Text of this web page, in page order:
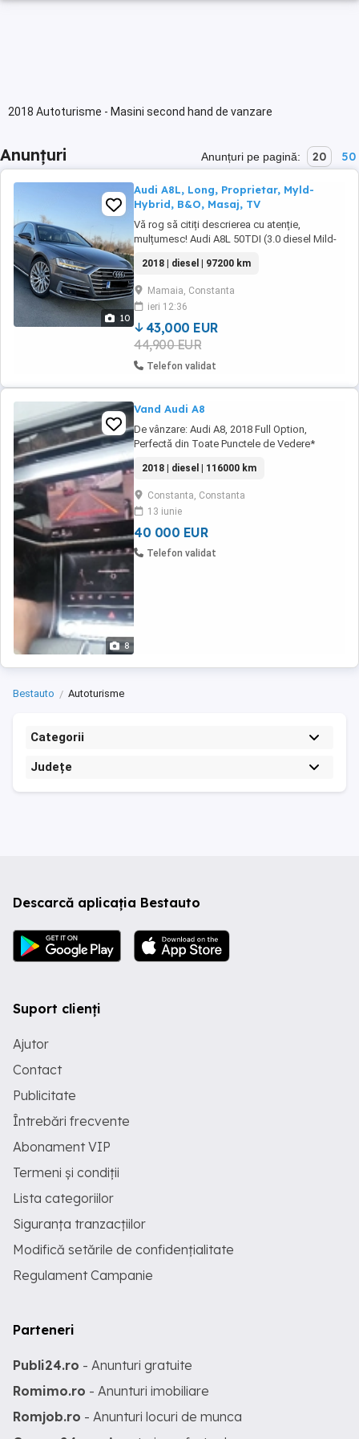
2018 Autoturisme - Masini second hand de vanzare
Anunțuri Anunțuri pe pagină: 20 50
10
Audi A8L, Long, Proprietar, Myld-
Hybrid, B&O, Masaj, TV
Vă rog să citiți descrierea cu atenție,
mulțumesc! Audi A8L 50TDI (3.0 diesel Mild-
opțiunile care se pot pune pe acest model.
De la muzică premium Bang & Olufsen cu 12
difuzoare până la ventilație, încălzire și masaj
pe toate scaunele, încălzire volan, parfum ...
2018 | diesel | 97200 km
Mamaia, Constanta
ieri 12:36
43,000 EUR
44,900 EUR
Telefon validat
8
Vand Audi A8
De vânzare: Audi A8, 2018 Full Option,
Perfectă din Toate Punctele de Vedere*
*Model:* A8 - *An fabricație:* 2018 -
*Kilometraj:* 113050 km - *Motorizare:* 3000
cmc, diesel - *Putere:* 286 CP - *Transmisie:*
Automată - *Tracțiune:* 4x4 - *Culoare:*
Negru *Dotări ...
2018 | diesel | 116000 km
Constanta, Constanta
13 iunie
40 000 EUR
Telefon validat
Bestauto Autoturisme
Categorii
Județe
Descarcă aplicația Bestauto
Suport clienți
Ajutor
Contact
Publicitate
Întrebări frecvente
Abonament VIP
Termeni și condiții
Lista categoriilor
Siguranța tranzacțiilor
Modifică setările de confidențialitate
Regulament Campanie
Parteneri
Publi24.ro - Anunturi gratuite
Romimo.ro - Anunturi imobiliare
Romjob.ro - Anunturi locuri de munca